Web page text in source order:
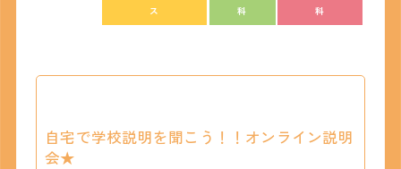
ス
科
科
自宅で学校説明を聞こう！！オンライン説明
会★